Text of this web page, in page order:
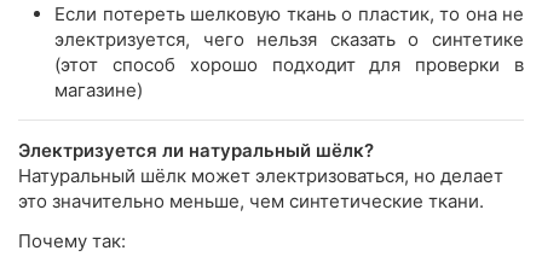
Если потереть шелковую ткань о пластик, то она не
электризуется, чего нельзя сказать о синтетике
(этот способ хорошо подходит для проверки в
магазине)
Электризуется ли натуральный шёлк?
Натуральный шёлк может электризоваться, но делает
это значительно меньше, чем синтетические ткани.
Почему так: